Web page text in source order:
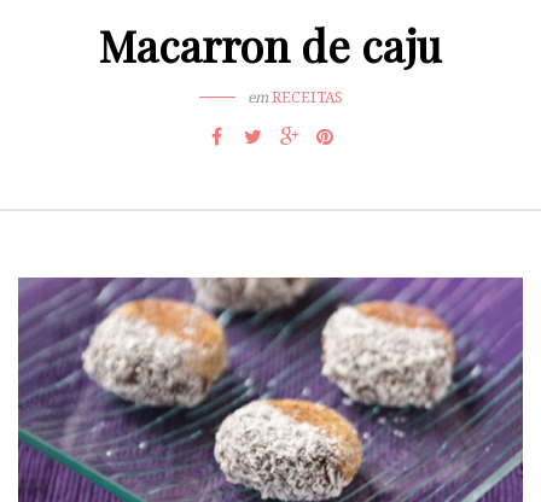
Macarron de caju
emRECEITAS